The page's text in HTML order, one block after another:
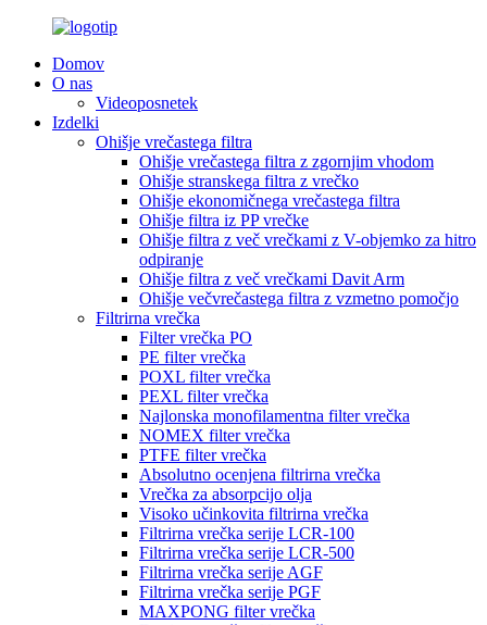
Domov
O nas
Videoposnetek
Izdelki
Ohišje vrečastega filtra
Ohišje vrečastega filtra z zgornjim vhodom
Ohišje stranskega filtra z vrečko
Ohišje ekonomičnega vrečastega filtra
Ohišje filtra iz PP vrečke
Ohišje filtra z več vrečkami z V-objemko za hitro
odpiranje
Ohišje filtra z več vrečkami Davit Arm
Ohišje večvrečastega filtra z vzmetno pomočjo
Filtrirna vrečka
Filter vrečka PO
PE filter vrečka
POXL filter vrečka
PEXL filter vrečka
Najlonska monofilamentna filter vrečka
NOMEX filter vrečka
PTFE filter vrečka
Absolutno ocenjena filtrirna vrečka
Vrečka za absorpcijo olja
Visoko učinkovita filtrirna vrečka
Filtrirna vrečka serije LCR-100
Filtrirna vrečka serije LCR-500
Filtrirna vrečka serije AGF
Filtrirna vrečka serije PGF
MAXPONG filter vrečka